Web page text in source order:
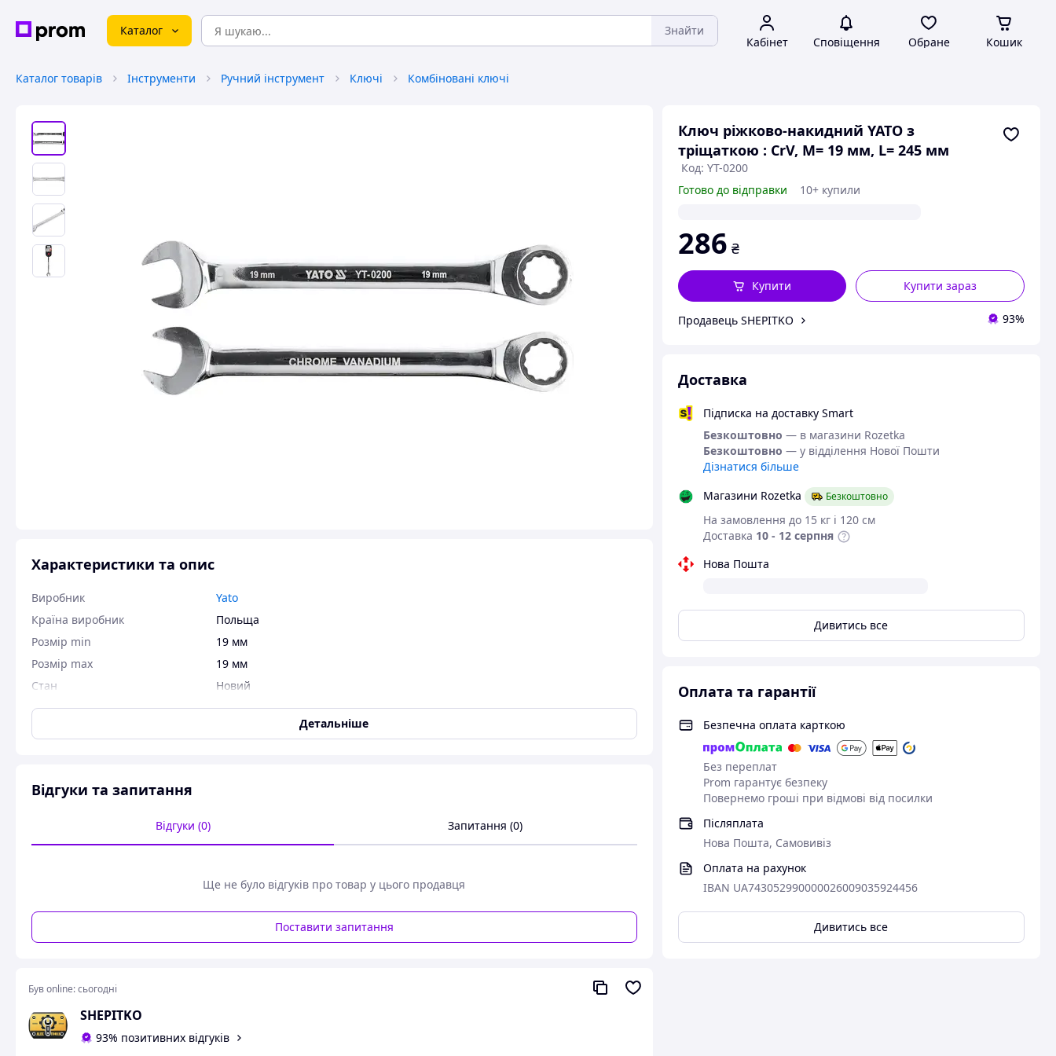
Каталог Знайти
Кабінет Сповіщення Обране Кошик
Каталог товарів Інструменти Ручний інструмент Ключі Комбіновані ключі
Ключ ріжково-накидний YATO з
тріщаткою : CrV, М= 19 мм, L= 245 мм
Код: YT-0200
Готово до відправки
10+ купили
286 ₴
Купити зараз
Купити
Продавець SHEPITKO 93%
Доставка
Підписка на доставку Smart
Безкоштовно — в магазини Rozetka
Безкоштовно — у відділення Нової Пошти
Дізнатися більше
Магазини Rozetka
Безкоштовно
На замовлення до 15 кг і 120 см
Доставка 10 - 12 серпня
Нова Пошта
Дивитись все
Оплата та гарантії
Безпечна оплата карткою
Без переплат
Prom гарантує безпеку
Повернемо гроші при відмові від посилки
Післяплата
Нова Пошта, Самовивіз
Оплата на рахунок
IBAN UA743052990000026009035924456
Дивитись все
Характеристики та опис
Виробник
Yato
Країна виробник
Польща
Розмір min
19 мм
Розмір max
19 мм
Стан
Новий
Бренд
Yato
TOYA S.A.Більше
37.3 mm
Детальніше
Відгуки та запитання
Відгуки (0) Запитання (0)
Ще не було відгуків про товар у цього продавця
Поставити запитання
Був online:сьогодні
SHEPITKO
93% позитивних відгуків